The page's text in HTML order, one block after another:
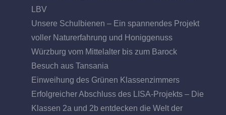
LBV
Unsere Schulbienen – Ein spannendes Projekt
voller Naturerfahrung und Honiggenuss
Würzburg vom Mittelalter bis zum Barock
Besuch aus Tansania
Einweihung des Grünen Klassenzimmers
Erfolgreicher Abschluss des LISA-Projekts – Die
Klassen 2a und 2b entdecken die Welt der